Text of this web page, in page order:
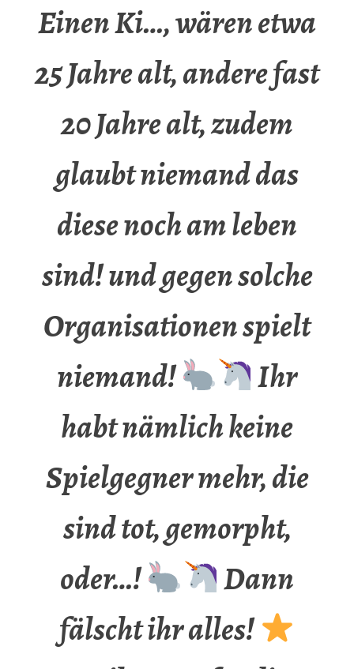
Einen Ki…, wären etwa
25 Jahre alt, andere fast
20 Jahre alt, zudem
glaubt niemand das
diese noch am leben
sind! und gegen solche
Organisationen spielt
niemand!
Ihr
habt nämlich keine
Spielgegner mehr, die
sind tot, gemorpht,
oder…!
Dann
fälscht ihr alles!